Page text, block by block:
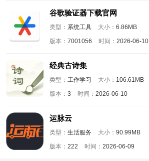
谷歌验证器下载官网
类型： 系统工具 大小： 6.86MB
版本： 7001056 时间： 2026-06-10
经典古诗集
类型： 工作学习 大小： 106.61MB
版本： 3 时间： 2026-06-10
运脉云
类型： 生活服务 大小： 90.99MB
版本： 222 时间： 2026-06-09